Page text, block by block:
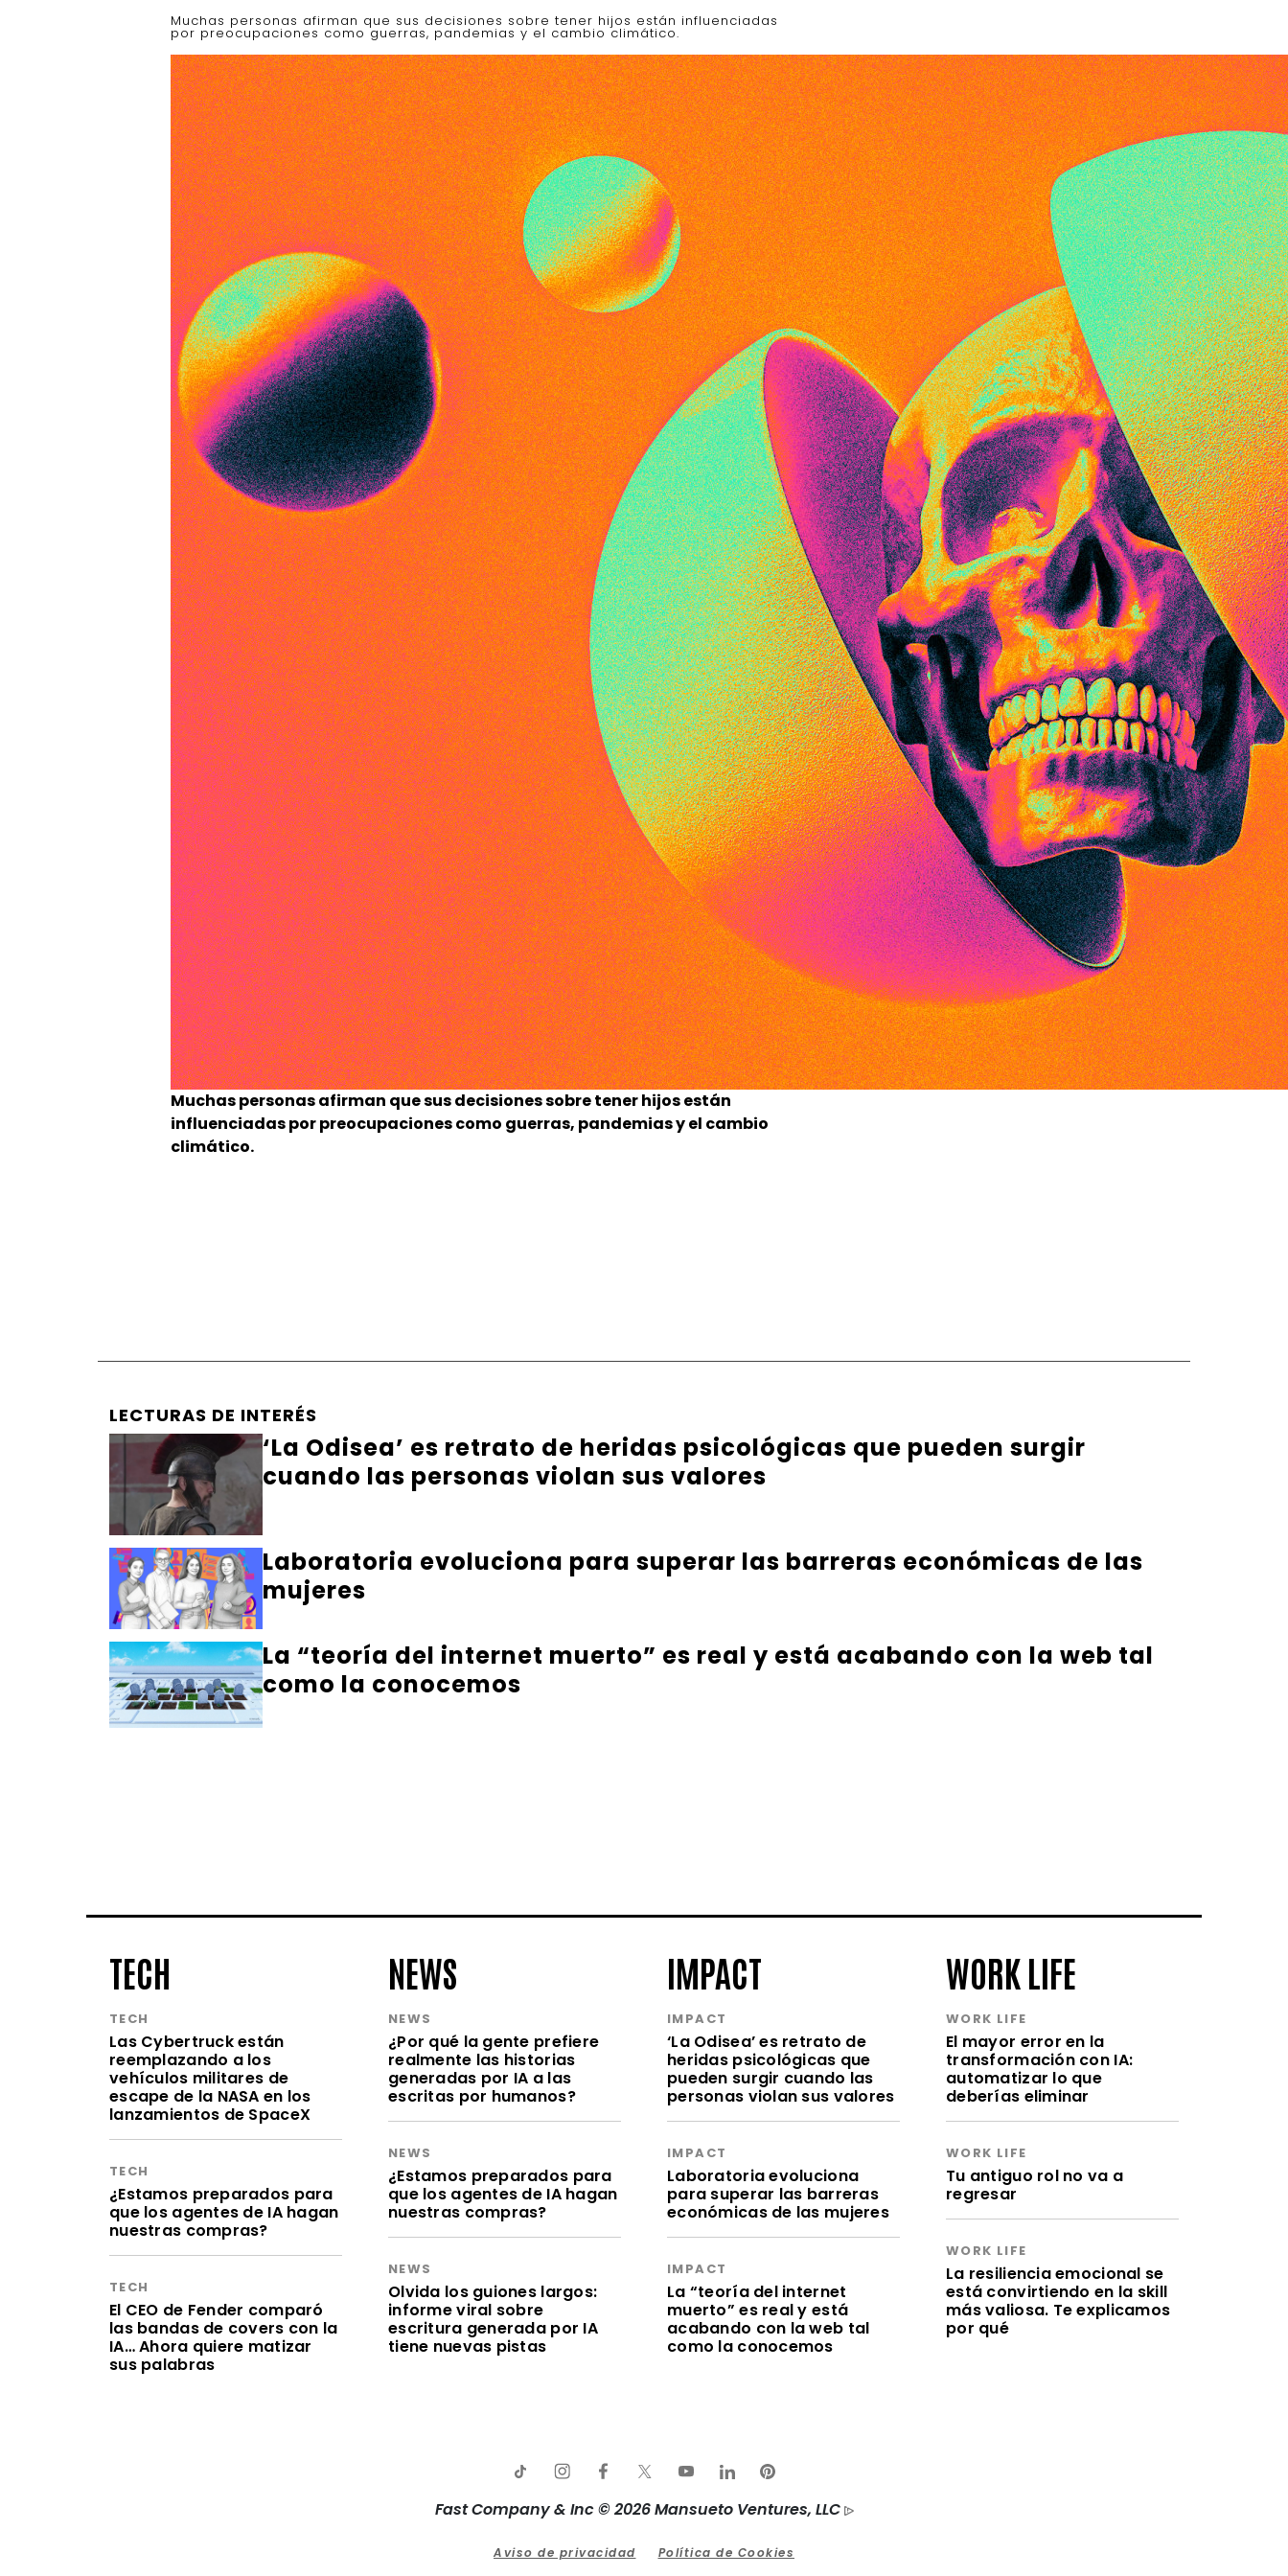
Muchas personas afirman que sus decisiones sobre tener hijos están influenciadas
por preocupaciones como guerras, pandemias y el cambio climático.
Muchas personas afirman que sus decisiones sobre tener hijos están
influenciadas por preocupaciones como guerras, pandemias y el cambio
climático.
LECTURAS DE INTERÉS
‘La Odisea’ es retrato de heridas psicológicas que pueden surgir
cuando las personas violan sus valores
Laboratoria evoluciona para superar las barreras económicas de las
mujeres
La “teoría del internet muerto” es real y está acabando con la web tal
como la conocemos
TECH
TECH
Las Cybertruck están
reemplazando a los
vehículos militares de
escape de la NASA en los
lanzamientos de SpaceX
TECH
¿Estamos preparados para
que los agentes de IA hagan
nuestras compras?
TECH
El CEO de Fender comparó
las bandas de covers con la
IA… Ahora quiere matizar
sus palabras
NEWS
NEWS
¿Por qué la gente prefiere
realmente las historias
generadas por IA a las
escritas por humanos?
NEWS
¿Estamos preparados para
que los agentes de IA hagan
nuestras compras?
NEWS
Olvida los guiones largos:
informe viral sobre
escritura generada por IA
tiene nuevas pistas
IMPACT
IMPACT
‘La Odisea’ es retrato de
heridas psicológicas que
pueden surgir cuando las
personas violan sus valores
IMPACT
Laboratoria evoluciona
para superar las barreras
económicas de las mujeres
IMPACT
La “teoría del internet
muerto” es real y está
acabando con la web tal
como la conocemos
WORK LIFE
WORK LIFE
El mayor error en la
transformación con IA:
automatizar lo que
deberías eliminar
WORK LIFE
Tu antiguo rol no va a
regresar
WORK LIFE
La resiliencia emocional se
está convirtiendo en la skill
más valiosa. Te explicamos
por qué
Fast Company & Inc © 2026 Mansueto Ventures, LLC
Aviso de privacidad Política de Cookies